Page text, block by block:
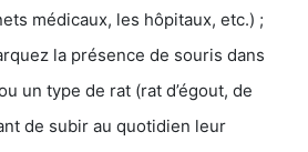
médicaux, les hôpitaux, etc.) ;
la présence de souris dans
un type de rat (rat d’égout, de
de subir au quotidien leur